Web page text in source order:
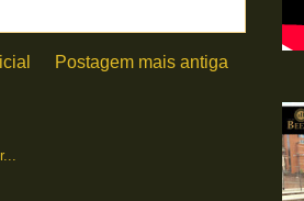
Postagem mais antiga